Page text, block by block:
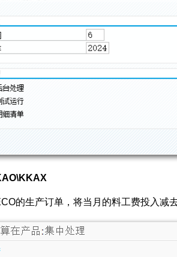
的生产订单，将当月的料工费投入减